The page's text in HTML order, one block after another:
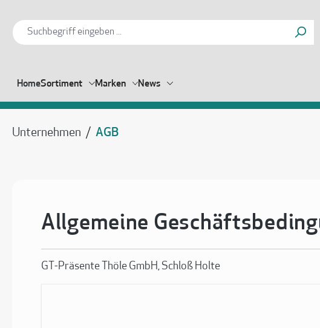
HomeSortiment Marken News
Unternehmen / AGB
Allgemeine
GT-Präsente Thöle GmbH, Schloß Holte